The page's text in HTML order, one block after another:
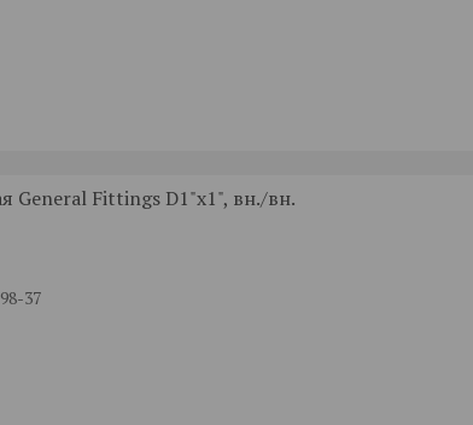
General Fittings D1"x1", вн./вн.
37